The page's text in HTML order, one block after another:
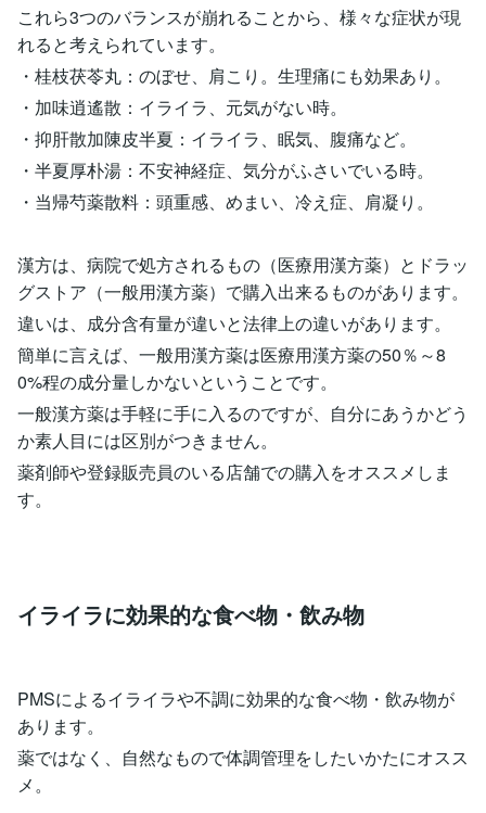
これら3つのバランスが崩れることから、様々な症状が現
れると考えられています。
・桂枝茯苓丸：のぼせ、肩こり。生理痛にも効果あり。
・加味逍遙散：イライラ、元気がない時。
・抑肝散加陳皮半夏：イライラ、眠気、腹痛など。
・半夏厚朴湯：不安神経症、気分がふさいでいる時。
・当帰芍薬散料：頭重感、めまい、冷え症、肩凝り。
漢方は、病院で処方されるもの（医療用漢方薬）とドラッ
グストア（一般用漢方薬）で購入出来るものがあります。
違いは、成分含有量が違いと法律上の違いがあります。
簡単に言えば、一般用漢方薬は医療用漢方薬の50％～8
0%程の成分量しかないということです。
一般漢方薬は手軽に手に入るのですが、自分にあうかどう
か素人目には区別がつきません。
薬剤師や登録販売員のいる店舗での購入をオススメしま
す。
イライラに効果的な食べ物・飲み物
PMSによるイライラや不調に効果的な食べ物・飲み物が
あります。
薬ではなく、自然なもので体調管理をしたいかたにオスス
メ。